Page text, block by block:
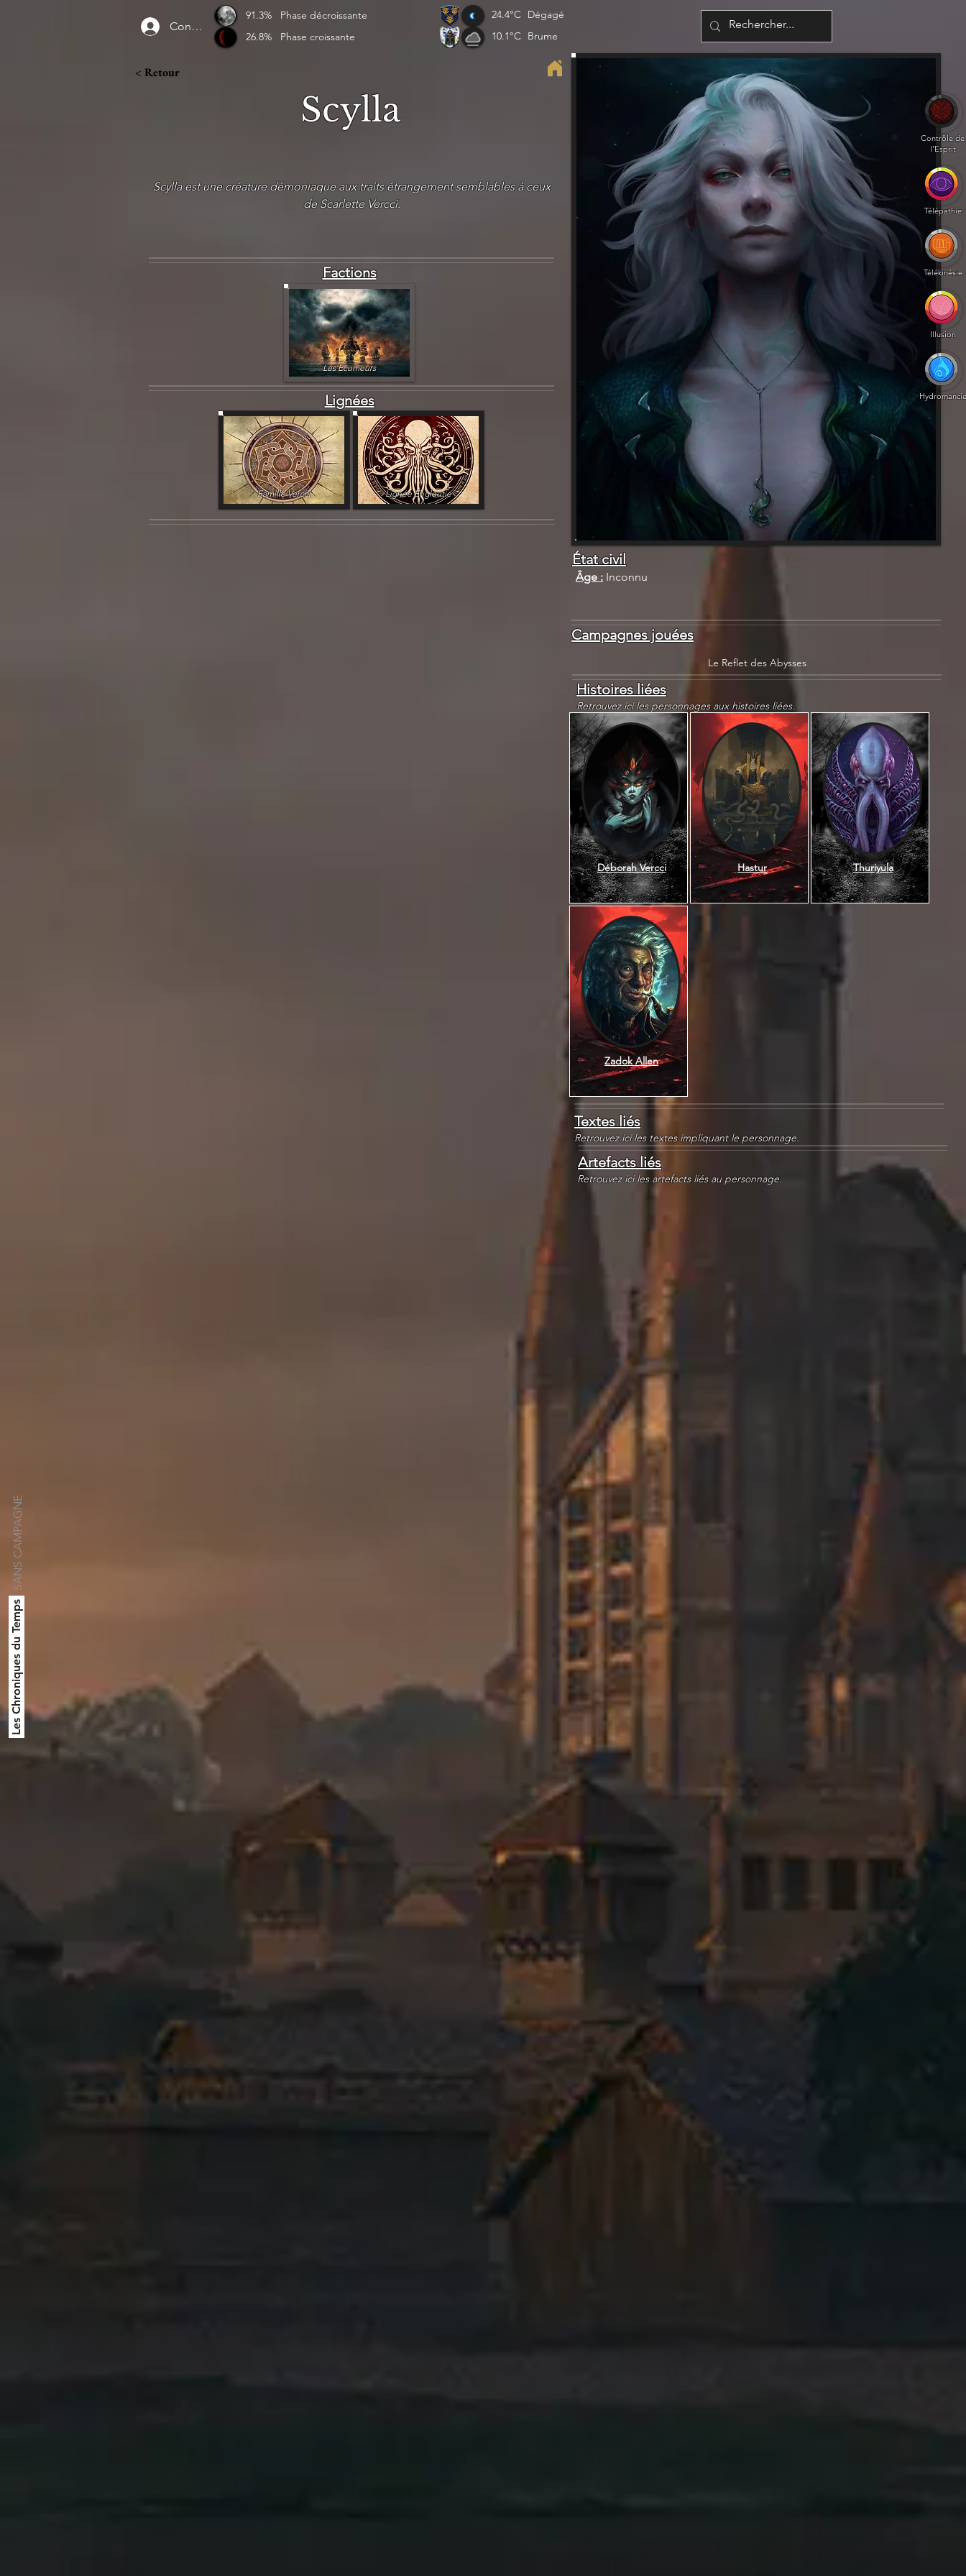
Connexion
91.3%
Phase décroissante
26.8%
Phase croissante
24.4°C Dégagé
10.1°C Brume
Les Chroniques du Temps
SANS CAMPAGNE
< Retour
Scylla
Scylla est une créature démoniaque aux traits étrangement semblables à ceux
de Scarlette Vercci.
Factions
Les Ecumeurs
Lignées
Famille Vercci Lignée Engloutie
État civil
Âge : Inconnu
Campagnes jouées
Le Reflet des Abysses
Histoires liées
Retrouvez ici les personnages aux histoires liées.
Déborah Vercci
Zadok Allen
Hastur Thuriyula
Textes liés
Retrouvez ici les textes impliquant le personnage.
Artefacts liés
Retrouvez ici les artefacts liés au personnage.
Contrôle de
l'Esprit
Télépathie
Télékinésie
Illusion
Hydromancie